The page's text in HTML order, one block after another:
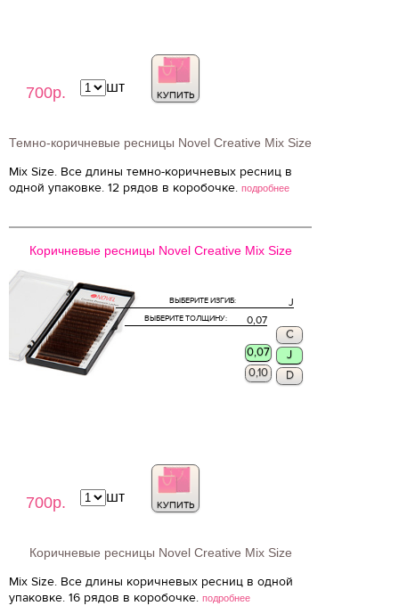
700р. КУПИТЬ
шт
Темно-коричневые ресницы Novel Creative Mix Size
Mix Size. Все длины темно-коричневых ресниц в
одной упаковке. 12 рядов в коробочке. подробнее
Коричневые ресницы Novel Creative Mix Size
700р.
J
ВЫБЕРИТЕ ИЗГИБ:
0,07
ВЫБЕРИТЕ ТОЛЩИНУ:
C
J
0,07
0,10
D
КУПИТЬ
шт
Коричневые ресницы Novel Creative Mix Size
Mix Size. Все длины коричневых ресниц в одной
упаковке. 16 рядов в коробочке. подробнее